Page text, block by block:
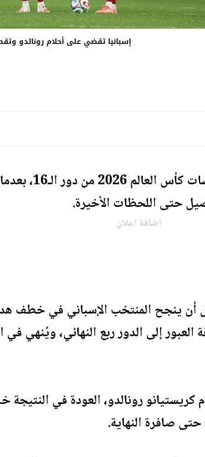
إسبانيا تقضي على أحلام رونالدو
ودّع المنتخب
حتى اللحظات الأخيرة.
اضافة اعلان
قبل أن ينجح المنتخب الإسباني في خطف
"لا روخا" بطاقة العبور إلى الدور ربع النهائي،
كريستيانو رونالدو، العودة في
صافرة النهاية.